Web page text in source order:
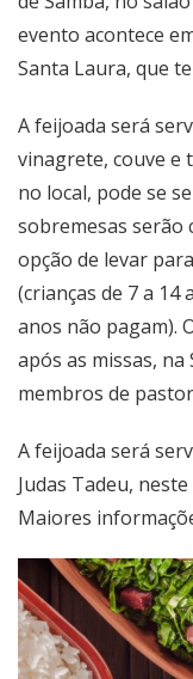
evento acontece
Santa Laura, que
A feijoada será
vinagrete, couve e
no local, pode se
sobremesas serão
opção de levar
(crianças de 7 a 14
anos não pagam).
após as missas,
membros de
A feijoada será
Judas Tadeu,
Maiores